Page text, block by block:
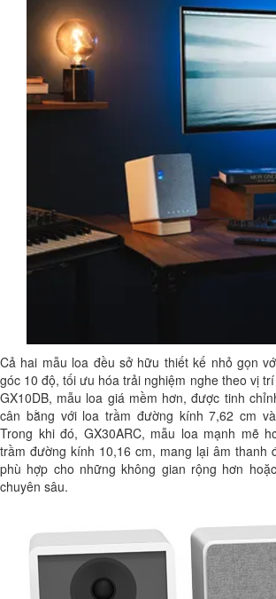
Cả hai mẫu loa đều sở hữu thiết kế nhỏ gọn
góc 10 độ, tối ưu hóa trải nghiệm nghe theo vị
GX10DB, mẫu loa giá mềm hơn, được tinh
cân bằng với loa trầm đường kính 7,62 cm
Trong khi đó, GX30ARC, mẫu loa mạnh mẽ
trầm đường kính 10,16 cm, mang lại âm thanh
phù hợp cho những không gian rộng hơn
chuyên sâu.